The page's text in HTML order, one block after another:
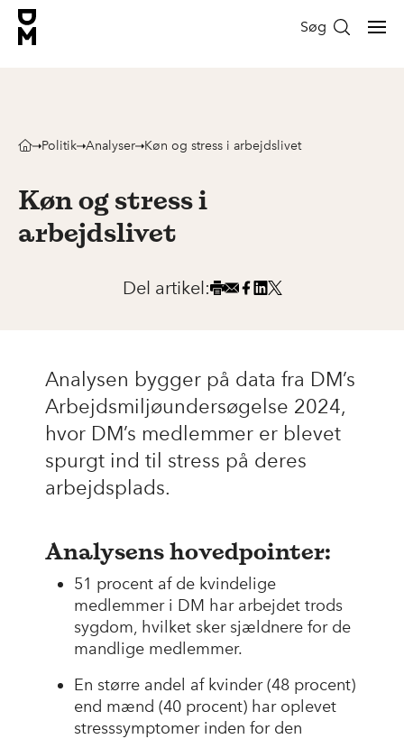
Søg
Politik Analyser Køn og stress i arbejdslivet
Køn og stress i
arbejdslivet
Del artikel:
Analysen bygger på data fra DM’s
Arbejdsmiljøundersøgelse 2024,
hvor DM’s medlemmer er blevet
spurgt ind til stress på deres
arbejdsplads.
Analysens hovedpointer:
51 procent af de kvindelige
medlemmer i DM har arbejdet trods
sygdom, hvilket sker sjældnere for de
mandlige medlemmer.
En større andel af kvinder (48 procent)
end mænd (40 procent) har oplevet
stresssymptomer inden for den